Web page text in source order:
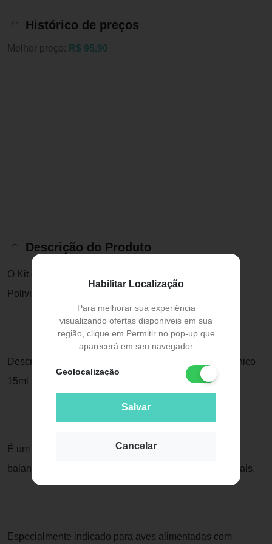
Habilitar Localização
Para melhorar sua experiência
visualizando ofertas disponíveis em sua
região, clique em Permitir no pop-up que
aparecerá em seu navegador
Geolocalização
Salvar
Cancelar
Histórico de preços
Melhor preço: R$ 95,90
Descrição do Produto
O Kit contém: 5 Suplemento Alcon Labcon Club
Polivitamínico 15ml
Descrição: Suplemento Alcon Labcon Club Polivitamínico
15ml
É um suplemento de vitaminas adequadamente
balanceado para as necessidades das aves ornamentais.
Especialmente indicado para aves alimentadas com